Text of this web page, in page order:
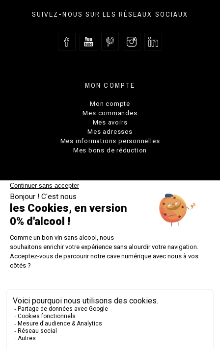
SUIVEZ-NOUS SUR LES RÉSEAUX SOCIAUX
MON COMPTE
Mon compte
Mes commandes
Mes avoirs
Mes adresses
Mes informations personnelles
Mes bons de réduction
DEMANDER UNE RÉTRACTATION